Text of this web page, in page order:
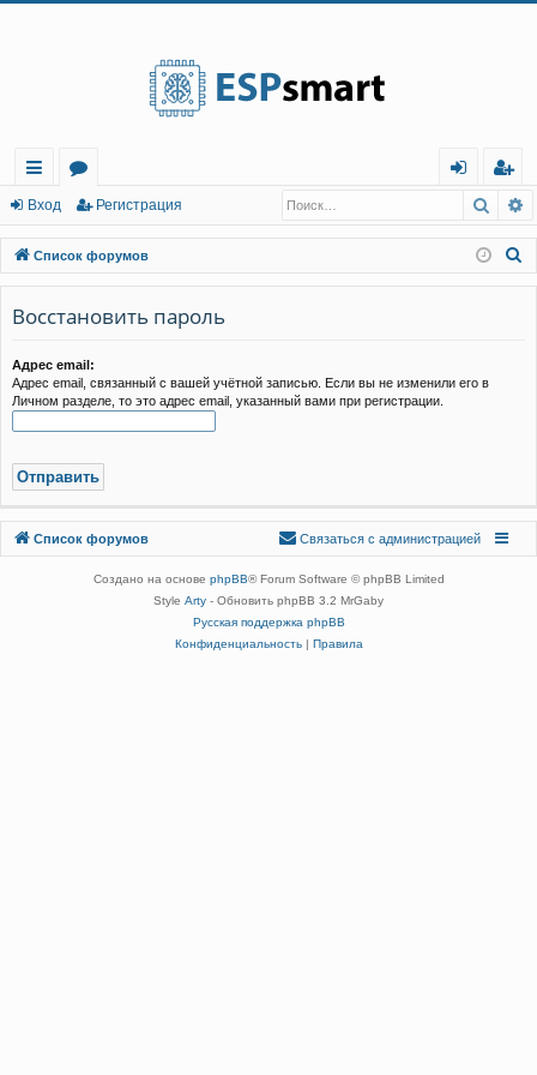
с
ы
лк
и
о
ру
м
ы
д
г
ис
тр
Вход Регистрация
Список форумов
Восстановить пароль
Адрес email:
Адрес email, связанный с вашей учётной записью. Если вы не изменили его в
Личном разделе, то это адрес email, указанный вами при регистрации.
Список форумов
Связаться с
Связаться с администрацией
Создано на основе phpBB® Forum Software © phpBB Limited
Style Arty - Обновить phpBB 3.2 MrGaby
Русская поддержка phpBB
Конфиденциальность| Правила